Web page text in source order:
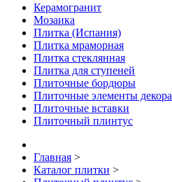
Керамогранит
Мозаика
Плитка (Испания)
Плитка мраморная
Плитка стеклянная
Плитка для ступеней
Плиточные бордюры
Плиточные элементы декора
Плиточные вставки
Плиточный плинтус
Главная >
Каталог плитки >